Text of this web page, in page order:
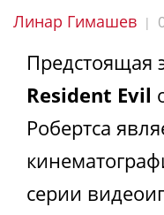
Линар Гимашев |
Предстоящая
Resident Evil
Робертса
серии